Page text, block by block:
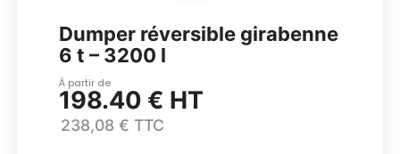
Dumper réversible girabenne
6 t – 3200 l
À partir de
198.40 € HT
238,08 € TTC